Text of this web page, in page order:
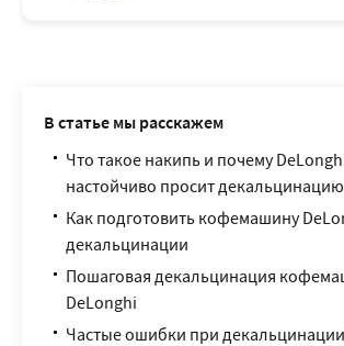
В статье мы расскажем
Что такое накипь и почему
настойчиво просит декальцинацию
Как подготовить кофемашину
декальцинации
Пошаговая декальцинация
DeLonghi
Частые ошибки при